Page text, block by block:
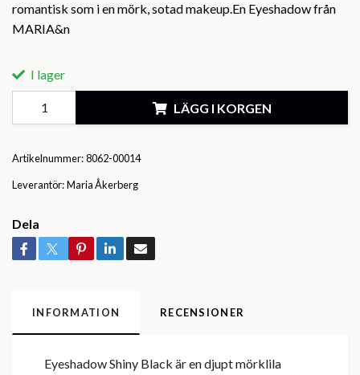
romantisk som i en mörk, sotad makeup.En Eyeshadow från
MARIA&n
I lager
LÄGG I KORGEN
Artikelnummer:8062-00014
Leverantör:Maria Åkerberg
Dela
INFORMATION RECENSIONER
Eyeshadow Shiny Black är en djupt mörklila